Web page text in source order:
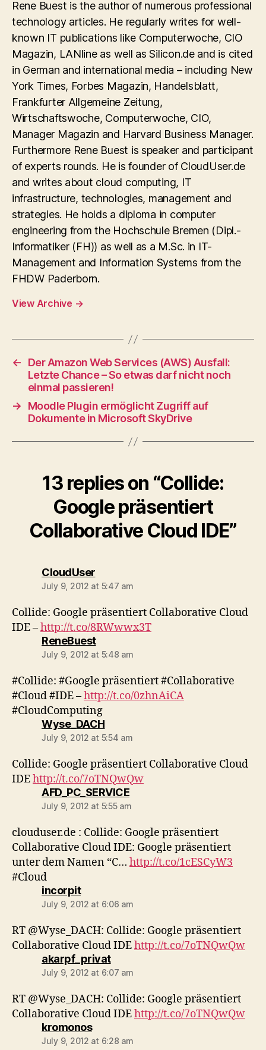
Rene Buest is the author of numerous professional
technology articles. He regularly writes for well-
known IT publications like Computerwoche, CIO
Magazin, LANline as well as Silicon.de and is cited
in German and international media – including New
York Times, Forbes Magazin, Handelsblatt,
Frankfurter Allgemeine Zeitung,
Wirtschaftswoche, Computerwoche, CIO,
Manager Magazin and Harvard Business Manager.
Furthermore Rene Buest is speaker and participant
of experts rounds. He is founder of CloudUser.de
and writes about cloud computing, IT
infrastructure, technologies, management and
strategies. He holds a diploma in computer
engineering from the Hochschule Bremen (Dipl.-
Informatiker (FH)) as well as a M.Sc. in IT-
Management and Information Systems from the
FHDW Paderborn.
View Archive →
←
Der Amazon Web Services (AWS) Ausfall:
Letzte Chance – So etwas darf nicht noch
einmal passieren!
→
Moodle Plugin ermöglicht Zugriff auf
Dokumente in Microsoft SkyDrive
13 replies on “Collide:
Google präsentiert
Collaborative Cloud IDE”
CloudUsersays:
July 9, 2012 at 5:47 am
Collide: Google präsentiert Collaborative Cloud
IDE –http://t.co/8RWwwx3T
ReneBuestsays:
July 9, 2012 at 5:48 am
#Collide: #Google präsentiert #Collaborative
#Cloud #IDE –http://t.co/0zhnAiCA
#CloudComputing
Wyse_DACHsays:
July 9, 2012 at 5:54 am
Collide: Google präsentiert Collaborative Cloud
IDEhttp://t.co/7oTNQwQw
AFD_PC_SERVICEsays:
July 9, 2012 at 5:55 am
clouduser.de : Collide: Google präsentiert
Collaborative Cloud IDE: Google präsentiert
unter dem Namen “C… http://t.co/1cESCyW3
#Cloud
incorpitsays:
July 9, 2012 at 6:06 am
RT @Wyse_DACH: Collide: Google präsentiert
Collaborative Cloud IDEhttp://t.co/7oTNQwQw
akarpf_privatsays:
July 9, 2012 at 6:07 am
RT @Wyse_DACH: Collide: Google präsentiert
Collaborative Cloud IDEhttp://t.co/7oTNQwQw
kromonossays:
July 9, 2012 at 6:28 am